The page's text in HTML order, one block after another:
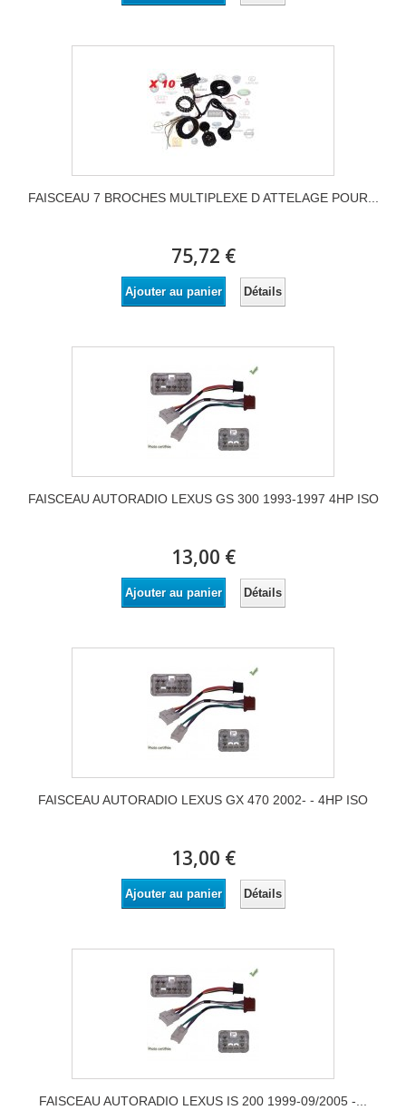
FAISCEAU 7 BROCHES MULTIPLEXE D ATTELAGE POUR...
75,72 €
Ajouter au panier Détails
FAISCEAU AUTORADIO LEXUS GS 300 1993-1997 4HP ISO
13,00 €
Ajouter au panier Détails
FAISCEAU AUTORADIO LEXUS GX 470 2002- - 4HP ISO
13,00 €
Ajouter au panier Détails
FAISCEAU AUTORADIO LEXUS IS 200 1999-09/2005 -...